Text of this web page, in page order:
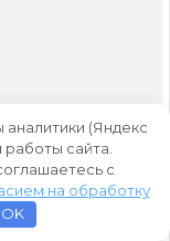
(Яндекс
сайта.
с
на обработку
OK